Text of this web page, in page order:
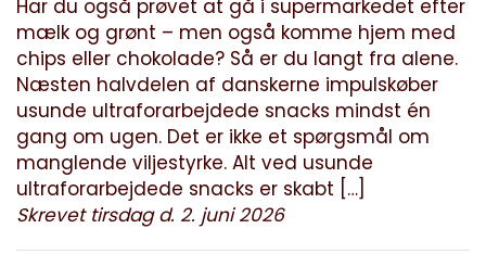
Har du også prøvet at gå i supermarkedet efter
mælk og grønt – men også komme hjem med
chips eller chokolade? Så er du langt fra alene.
Næsten halvdelen af danskerne impulskøber
usunde ultraforarbejdede snacks mindst én
gang om ugen. Det er ikke et spørgsmål om
manglende viljestyrke. Alt ved usunde
ultraforarbejdede snacks er skabt […]
Skrevet tirsdag d. 2. juni 2026